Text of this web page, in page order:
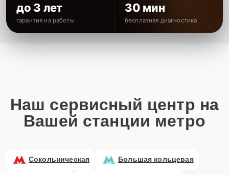
до 3 лет
гарантия на работы
30 мин
бесплатная диагностика
Наш сервисный центр на
Вашей станции метро
Сокольническая Большая кольцевая